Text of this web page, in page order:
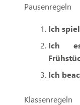
Pausenregeln
Ich
Ich
Ich
Klassenregeln